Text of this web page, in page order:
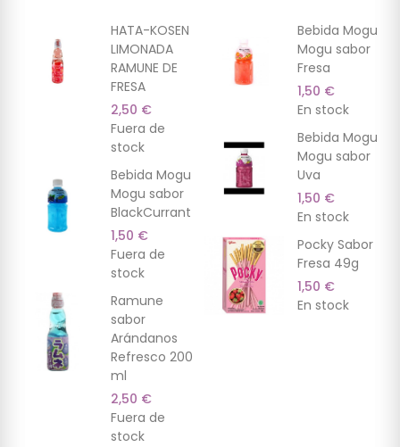
HATA-KOSEN
LIMONADA
RAMUNE DE
FRESA
2,50 €
Fuera de
stock
Bebida Mogu
Mogu sabor
BlackCurrant
1,50 €
Fuera de
stock
Ramune
sabor
Arándanos
Refresco 200
ml
2,50 €
Fuera de
stock
Bebida Mogu
Mogu sabor
Fresa
1,50 €
En stock
Bebida Mogu
Mogu sabor
Uva
1,50 €
En stock
Pocky Sabor
Fresa 49g
1,50 €
En stock